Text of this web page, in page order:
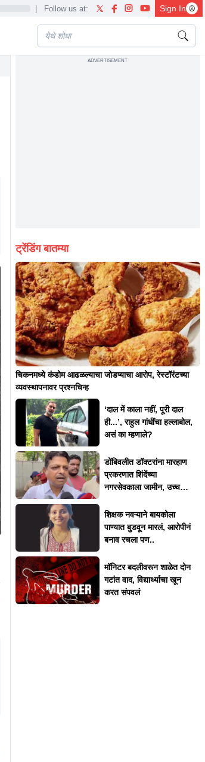
| Follow us at: Sign In
ADVERTISEMENT
ट्रेंडिंग बातम्या
चिकनमध्ये कंडोम आढळल्याचा जोडप्याचा आरोप, रेस्टॉरंटच्या
व्यवस्थापनावर प्रश्नचिन्ह
‘दाल में काला नहीं, पूरी दाल
ही...’, राहुल गांधींचा हल्लाबोल,
असं का म्हणाले?
डोंबिवलीत डॉक्टरांना मारहाण
प्रकरणात शिंदेंच्या
नगरसेवकाला जामीन, उच्च
शिक्षक नवऱ्याने बायकोला
पाण्यात बुडवून मारलं, आरोपीनं
बनाव रचला पण..
मॉनिटर बदलीवरून शाळेत दोन
गटांत वाद, विद्यार्थ्याचा खून
करत संपवलं